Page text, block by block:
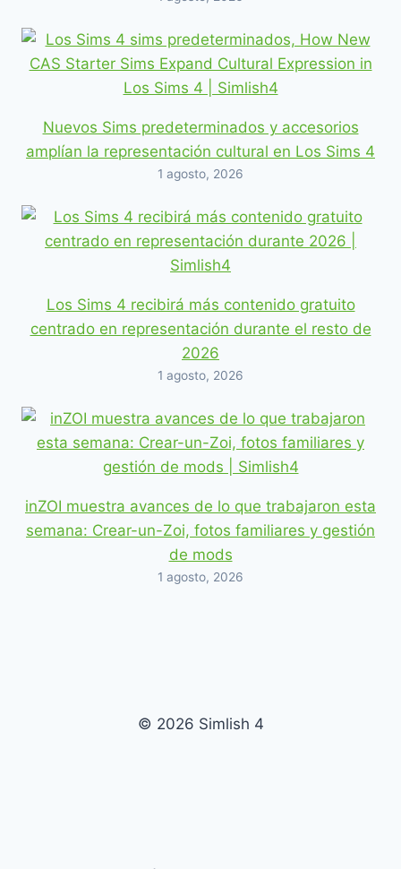
Nuevos Sims predeterminados y accesorios
amplían la representación cultural en Los Sims 4
1 agosto, 2026
Los Sims 4 recibirá más contenido gratuito
centrado en representación durante el resto de
2026
1 agosto, 2026
inZOI muestra avances de lo que trabajaron esta
semana: Crear-un-Zoi, fotos familiares y gestión
de mods
1 agosto, 2026
© 2026 Simlish 4